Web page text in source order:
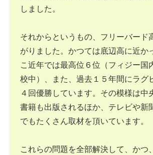
しました。
それからというもの、フリーバード
がりました。かつては底辺高に近か
こ近年では最高位６位（フィジー国
校中）、また、過去１５年間にラグ
４回優勝しています。その模様は中
書籍も出版されるほか、テレビや新
でもたくさん取材を頂いています。
これらの問題を全部解決して、かつ